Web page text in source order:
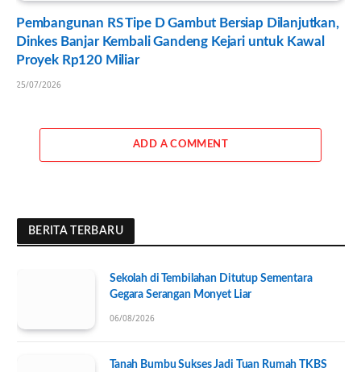
Pembangunan RS Tipe D Gambut Bersiap Dilanjutkan,
Dinkes Banjar Kembali Gandeng Kejari untuk Kawal
Proyek Rp120 Miliar
25/07/2026
ADD A COMMENT
BERITA TERBARU
Sekolah di Tembilahan Ditutup Sementara
Gegara Serangan Monyet Liar
06/08/2026
Tanah Bumbu Sukses Jadi Tuan Rumah TKBS